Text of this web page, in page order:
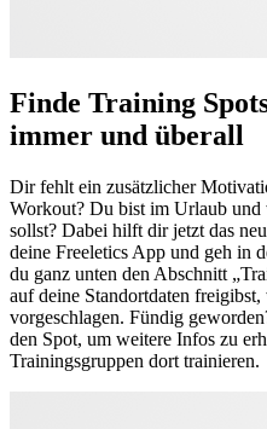
Finde Training
immer und überall
Dir fehlt ein zusätzlicher
Workout? Du bist im Urlaub
sollst? Dabei hilft dir jetzt das
deine Freeletics App und geh in
du ganz unten den Abschnitt
auf deine Standortdaten
vorgeschlagen. Fündig
den Spot, um weitere Infos zu
Trainingsgruppen dort trainieren.